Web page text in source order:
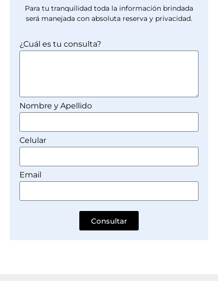
Para tu tranquilidad toda la información brindada
será manejada con absoluta reserva y privacidad.
¿Cuál es tu consulta?
Nombre y Apellido
Celular
Email
Consultar